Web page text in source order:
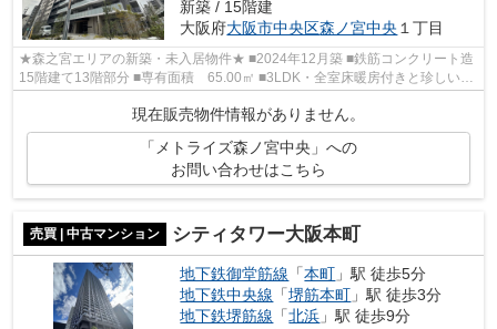
新築 / 15階建
大阪府大阪市中央区森ノ宮中央 １丁目
★森之宮エリアの新築・未入居物件★ ■2024年12月築 ■鉄筋コンクリート造
15階建て13階部分 ■専有面積 65.00㎡ ■3LDK・全室床暖房付きと珍しい設
備！ ■南向き高層階につき日当り・眺望良...
現在販売物件情報がありません。
「メトライズ森ノ宮中央」への
お問い合わせはこちら
売買 | 中古マンション シティタワー大阪本町
地下鉄御堂筋線 「本町 」駅 徒歩5分
地下鉄中央線 「堺筋本町 」駅 徒歩3分
地下鉄堺筋線 「北浜 」駅 徒歩9分